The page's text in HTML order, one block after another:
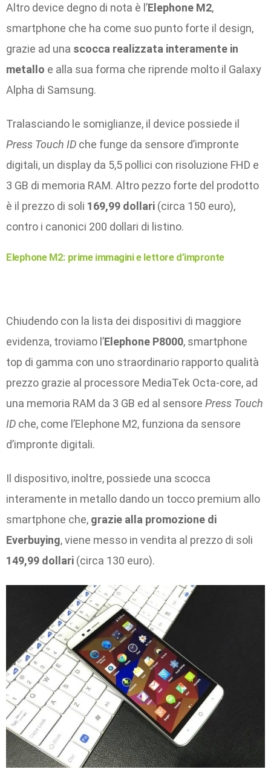
Altro device degno di nota è l’Elephone M2,
smartphone che ha come suo punto forte il design,
grazie ad una scocca realizzata interamente in
metallo e alla sua forma che riprende molto il Galaxy
Alpha di Samsung.
Tralasciando le somiglianze, il device possiede il
Press Touch ID che funge da sensore d’impronte
digitali, un display da 5,5 pollici con risoluzione FHD e
3 GB di memoria RAM. Altro pezzo forte del prodotto
è il prezzo di soli 169,99 dollari (circa 150 euro),
contro i canonici 200 dollari di listino.
Elephone M2: prime immagini e lettore d’impronte
Chiudendo con la lista dei dispositivi di maggiore
evidenza, troviamo l’Elephone P8000, smartphone
top di gamma con uno straordinario rapporto qualità
prezzo grazie al processore MediaTek Octa-core, ad
una memoria RAM da 3 GB ed al sensore Press Touch
ID che, come l’Elephone M2, funziona da sensore
d’impronte digitali.
Il dispositivo, inoltre, possiede una scocca
interamente in metallo dando un tocco premium allo
smartphone che, grazie alla promozione di
Everbuying, viene messo in vendita al prezzo di soli
149,99 dollari (circa 130 euro).